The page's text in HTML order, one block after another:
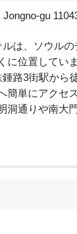
gu
は、ソウルの
に位置していま
路3街駅から
簡単にアクセ
洞通りや南大